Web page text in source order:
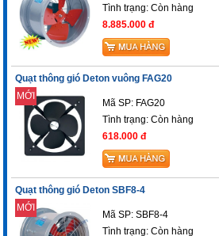
Tình trạng:Còn hàng
8.885.000 đ
Quạt thông gió Deton vuông FAG20
MỚI
Mã SP: FAG20
Tình trạng:Còn hàng
618.000 đ
Quạt thông gió Deton SBF8-4
MỚI
Mã SP: SBF8-4
Tình trạng:Còn hàng